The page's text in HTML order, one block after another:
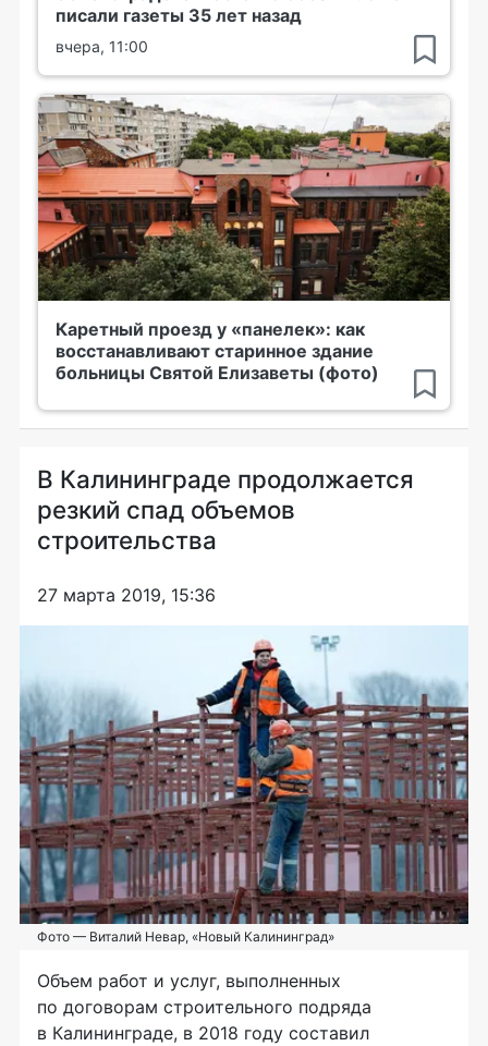
писали газеты 35 лет назад
вчера, 11:00
Каретный проезд у «панелек»: как
восстанавливают старинное здание
больницы Святой Елизаветы (фото)
В Калининграде продолжается
резкий спад объемов
строительства
27 марта 2019, 15:36
Фото — Виталий Невар, «Новый Калининград»
Объем работ и услуг, выполненных
по договорам строительного подряда
в Калининграде, в 2018 году составил